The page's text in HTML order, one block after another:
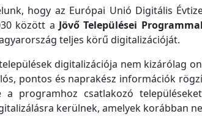
hogy az Európai Unió Digitális
között a Jövő Települései
teljes körű digitalizációját.
digitalizációja nem kizárólag
pontos és naprakész információk
a programhoz csatlakozó
kerülnek, amelyek korábban